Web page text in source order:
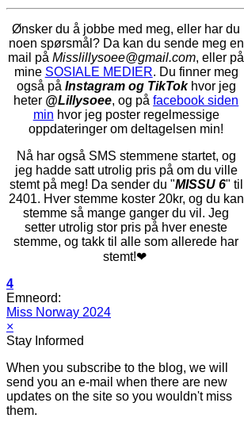
Ønsker du å jobbe med meg, eller har du
noen spørsmål? Da kan du sende meg en
mail påMisslillysoee@gmail.com, eller på
mine SOSIALE MEDIER. Du finner meg
også på Instagram og TikTok hvor jeg
heter @Lillysoee, og påfacebook siden
min hvor jeg poster regelmessige
oppdateringer om deltagelsen min!
Nå har også SMS stemmene startet, og
jeg hadde satt utrolig pris på om du ville
stemt på meg! Da sender du "MISSU 6" til
2401. Hver stemme koster 20kr, og du kan
stemme så mange ganger du vil. Jeg
setter utrolig stor pris på hver eneste
stemme, og takk til alle som allerede har
stemt!❤
4
Emneord:
Miss Norway 2024
×
Stay Informed
When you subscribe to the blog, we will
send you an e-mail when there are new
updates on the site so you wouldn't miss
them.